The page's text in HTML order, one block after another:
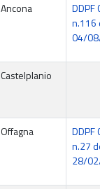
Ancona
DDPF
n.116
04/
Castelplanio
Offagna
DDPF
n.27
28/